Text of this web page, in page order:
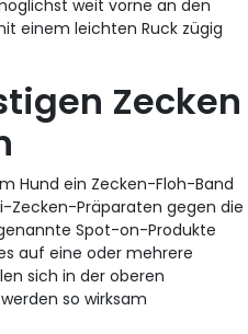
weit vorne an den
einem leichten Ruck zügig
Zecken
Hund ein Zecken-Floh-Band
Präparaten gegen die
Spot-on-Produkte
auf eine oder mehrere
sich in der oberen
so wirksam